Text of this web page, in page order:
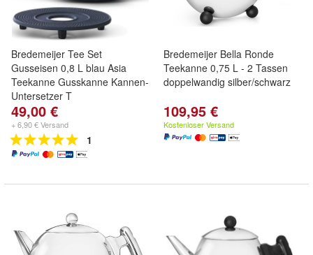
Bredemeijer Tee Set
Gusseisen 0,8 L blau Asia
Teekanne Gusskanne Kannen-
Untersetzer T
49,00 €
+ 6,90 € Versand
1
Bredemeijer Bella Ronde
Teekanne 0,75 L - 2 Tassen
doppelwandig silber/schwarz
109,95 €
Kostenloser Versand